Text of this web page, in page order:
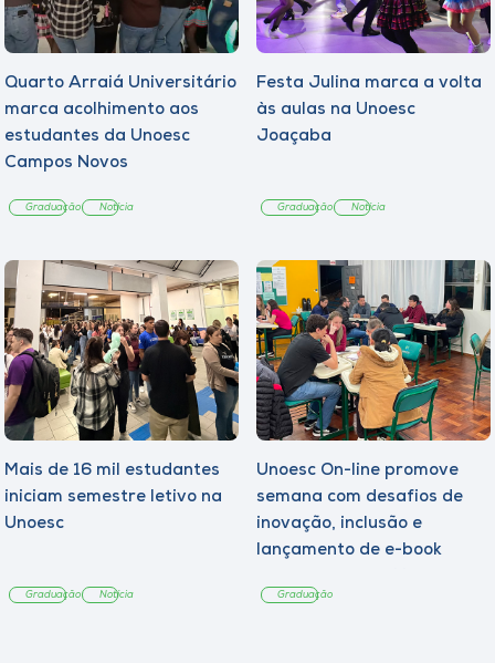
Quarto Arraiá Universitário
marca acolhimento aos
estudantes da Unoesc
Campos Novos
Graduação Notícia
Festa Julina marca a volta
às aulas na Unoesc
Joaçaba
Graduação Notícia
Mais de 16 mil estudantes
iniciam semestre letivo na
Unoesc
Graduação Notícia
Unoesc On-line promove
semana com desafios de
inovação, inclusão e
lançamento de e-book
Graduação